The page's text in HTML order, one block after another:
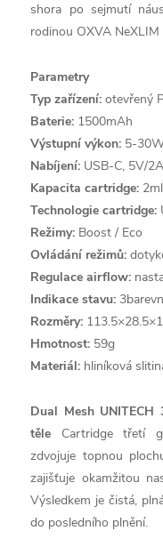
shora po sejmutí
rodinou OXVA NeXLIM
Parametry
Typ zařízení: otevřený
Baterie: 1500mAh
Výstupní výkon: 5-
Nabíjení: USB-C, 5V/2A
Kapacita cartridge: 2ml
Technologie cartridge:
Režimy: Boost / Eco
Ovládání režimů:
Regulace airflow:
Indikace stavu:
Rozměry:
Hmotnost: 59g
Materiál: hliníková
Dual Mesh
těle Cartridge třetí
zdvojuje topnou
zajišťuje okamžitou
Výsledkem je čistá,
do posledního plnění.